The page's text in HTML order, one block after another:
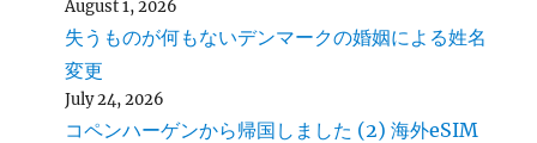
August 1, 2026
失うものが何もないデンマークの婚姻による姓名
変更
July 24, 2026
コペンハーゲンから帰国しました (2) 海外eSIM